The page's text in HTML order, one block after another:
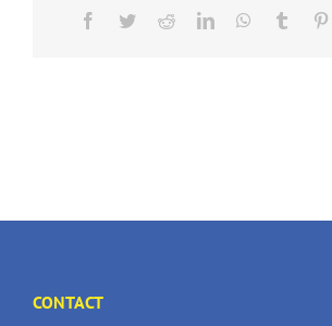
Facebook
TwitterRedditLinkedInWhatsApp
Tumblr
CONTACT